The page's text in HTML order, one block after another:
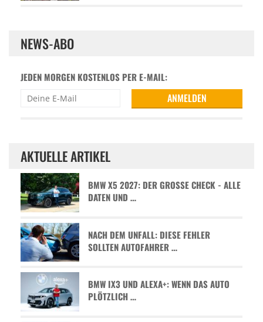
NEWS-ABO
JEDEN MORGEN KOSTENLOS PER E-MAIL:
AKTUELLE ARTIKEL
BMW X5 2027: DER GROSSE CHECK - ALLE D
ATEN UND …
NACH DEM UNFALL: DIESE FEHLER
SOLLTEN AUTOFAHRER …
BMW IX3 UND ALEXA+: WENN DAS AUTO
PLÖTZLICH …